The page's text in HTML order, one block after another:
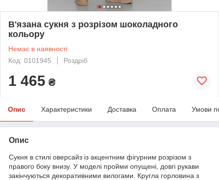
В'язана сукня з розрізом шоколадного
кольору
Немає в наявності
Код: 0101945
Роздріб
1 465 ₴
Опис Характеристики Доставка Оплата Умови
Опис
Сукня в стилі оверсайз із акцентним фігурним розрізом з
правого боку внизу. У моделі пройми опущені, довгі рукави
закінчуються декоративними вилогами. Кругла горловина з